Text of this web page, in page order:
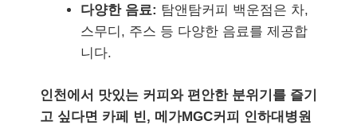
다양한 음료: 탐앤탐커피 백운점은 차,
스무디, 주스 등 다양한 음료를 제공합
니다.
인천에서 맛있는 커피와 편안한 분위기를 즐기
고 싶다면 카페 빈, 메가MGC커피 인하대병원